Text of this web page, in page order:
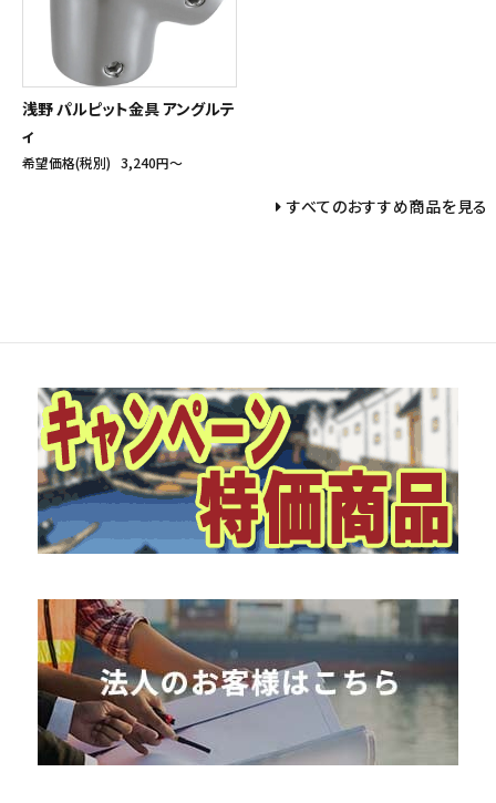
浅野 パルピット金具 アングルテ
ィ
希望価格(税別) 3,240円〜
すべてのおすすめ商品を見る